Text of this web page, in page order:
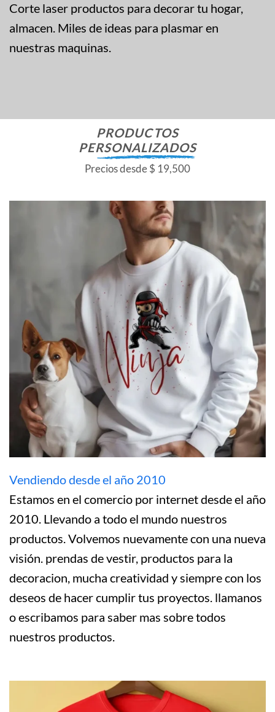
Corte laser productos para decorar tu hogar,
almacen. Miles de ideas para plasmar en
nuestras maquinas.
PRODUCTOS
PERSONALIZADOS
Precios desde $ 19,500
Vendiendo desde el año 2010
Estamos en el comercio por internet desde el año
2010. Llevando a todo el mundo nuestros
productos. Volvemos nuevamente con una nueva
visión. prendas de vestir, productos para la
decoracion, mucha creatividad y siempre con los
deseos de hacer cumplir tus proyectos. llamanos
o escribamos para saber mas sobre todos
nuestros productos.